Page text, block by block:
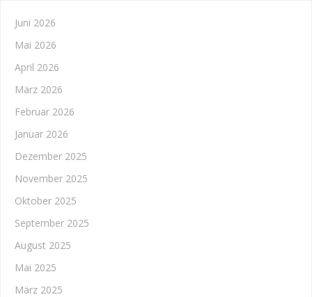
Juni 2026
Mai 2026
April 2026
März 2026
Februar 2026
Januar 2026
Dezember 2025
November 2025
Oktober 2025
September 2025
August 2025
Mai 2025
März 2025